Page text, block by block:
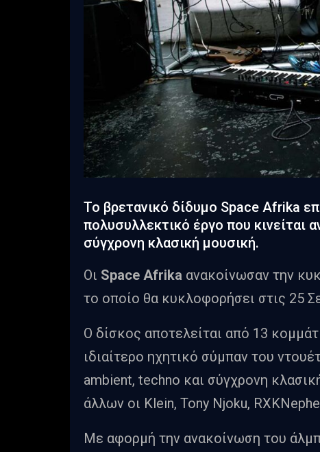
To βρετανικό δίδυμο Space Afrika
πολυσυλλεκτικό έργο που κινείται
σύγχρονη κλασική μουσική.
Οι Space Afrika ανακοίνωσαν την
το οποίο θα κυκλοφορήσει στις 25
Ο δίσκος αποτελείται από 13
ιδιαίτερο ηχητικό σύμπαν του
ambient, techno και σύγχρονη
άλλων οι Klein, Tony Njoku,
Με αφορμή την ανακοίνωση του